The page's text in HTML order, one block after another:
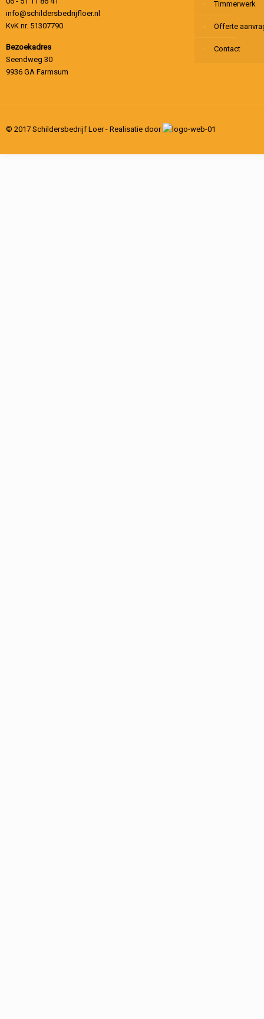
info@schildersbedrijfloer.nl
KvK nr. 51307790
Bezoekadres
Seendweg 30
9936 GA Farmsum
Timmerwerk
Offerte
Contact
© 2017 Schildersbedrijf Loer - Realisatie door